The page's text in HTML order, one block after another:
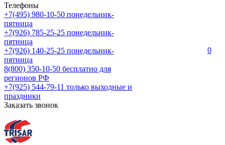
Телефоны
+7(495) 980-10-50 понедельник-
пятница
+7(926) 785-25-25 понедельник-
пятница
+7(926) 140-25-25 понедельник-
пятница
8(800) 350-10-50 бесплатно для
регионов РФ
+7(925) 544-79-11 только выходные и
праздники
Заказать звонок
0